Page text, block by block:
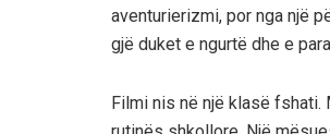
aventurierizmi, por nga një
gjë duket e ngurtë dhe e
Filmi nis në një klasë